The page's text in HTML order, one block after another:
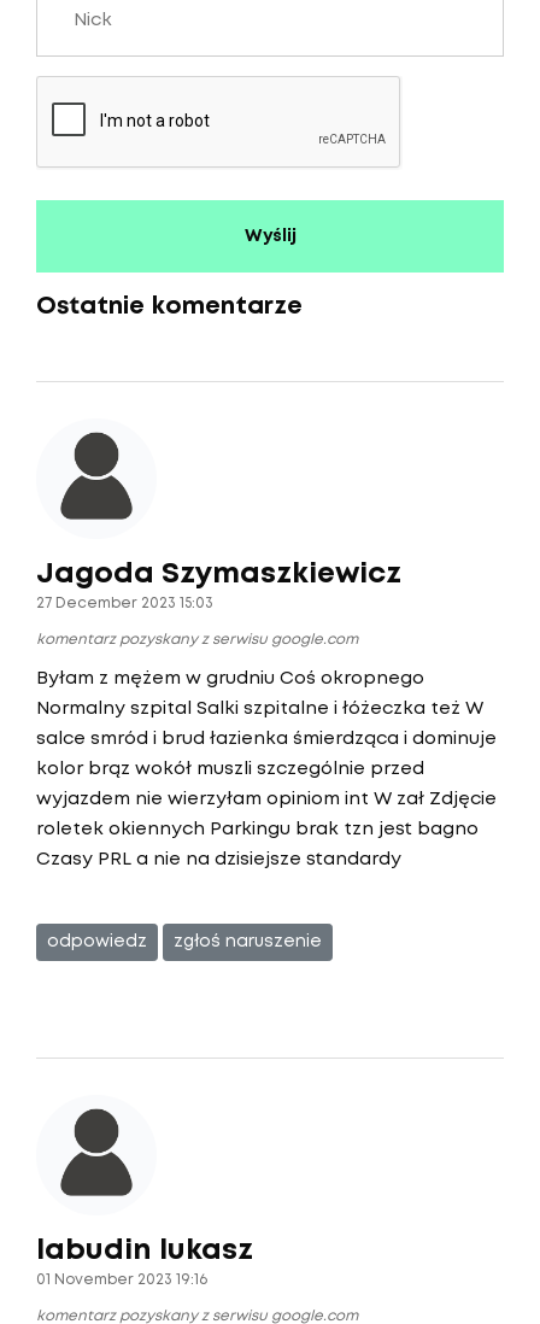
Ostatnie komentarze
Jagoda Szymaszkiewicz
27 December 2023 15:03
komentarz pozyskany z serwisu google.com
Byłam z mężem w grudniu Coś okropnego
Normalny szpital Salki szpitalne i łóżeczka też W
salce smród i brud łazienka śmierdząca i dominuje
kolor brąz wokół muszli szczególnie przed
wyjazdem nie wierzyłam opiniom int W zał Zdjęcie
roletek okiennych Parkingu brak tzn jest bagno
Czasy PRL a nie na dzisiejsze standardy
odpowiedz zgłoś naruszenie
labudin lukasz
01 November 2023 19:16
komentarz pozyskany z serwisu google.com